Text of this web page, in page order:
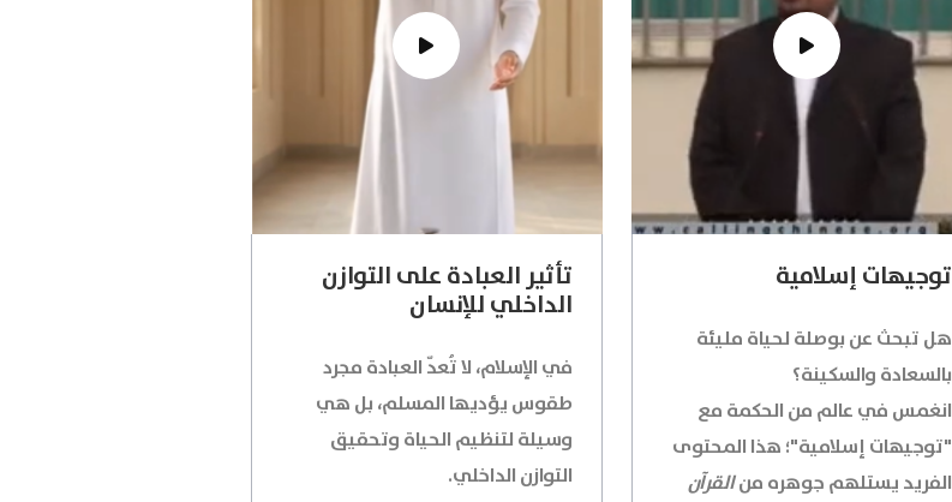
توجيهات إسلامية
هل تبحث عن بوصلة لحياة مليئة
بالسعادة والسكينة؟
انغمس في عالم من الحكمة مع
"توجيهات إسلامية"؛ هذا المحتوى
الفريد يستلهم جوهره منالقرآن
تأثير العبادة على التوازن
الداخلي للإنسان
في الإسلام، لا تُعدّ العبادة مجرد
طقوس يؤديها المسلم، بل هي
وسيلة لتنظيم الحياة وتحقيق
التوازن الداخلي.